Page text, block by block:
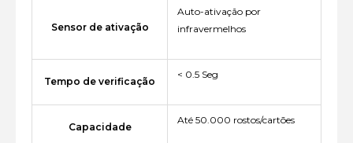
Sensor de ativação
Auto-ativação por
infravermelhos
Tempo de verificação
< 0.5 Seg
Capacidade
Até 50.000 rostos/cartões